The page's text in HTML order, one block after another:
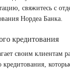
свяжитесь с
Нордеа Банка.
кредитования
своим клиентам
кредитования‚